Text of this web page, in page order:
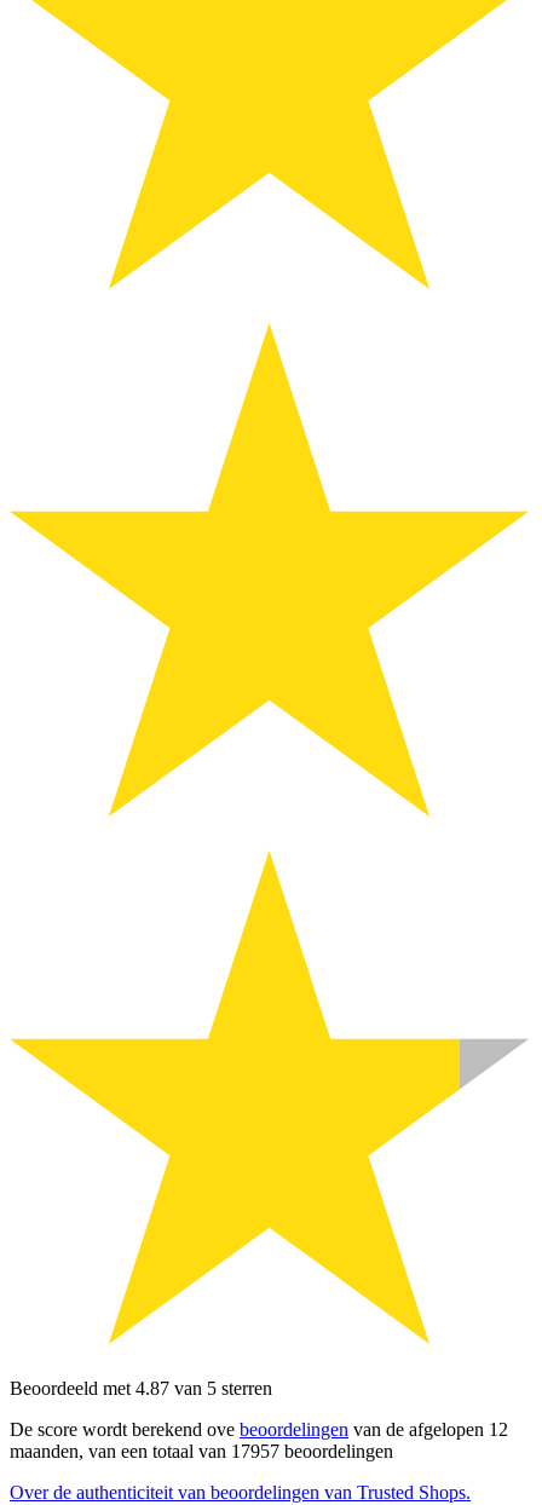
Beoordeeld met 4.87 van 5 sterren
De score wordt berekend ove beoordelingen van de afgelopen 12
maanden, van een totaal van 17957 beoordelingen
Over de authenticiteit van beoordelingen van Trusted Shops.